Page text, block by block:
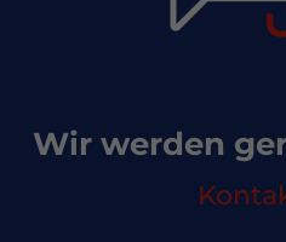
Wir werden